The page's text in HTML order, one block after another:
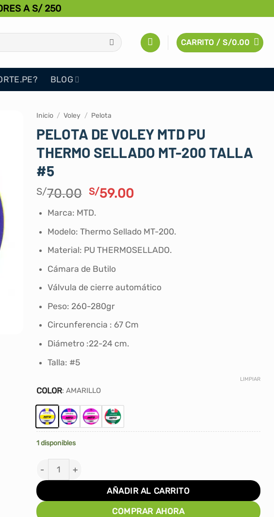
A S/ 250
CARRITO /S/0.00
BLOG
Inicio / Voley / Pelota
PELOTA DE VOLEY MTD PU
THERMO SELLADO MT-200 TALLA
#5
S/70.00 El
precio
original
era:
S/70.00.
S/59.00El
es:
S/59.00.
Marca: MTD.
Modelo: Thermo Sellado MT-200.
Material: PU THERMOSELLADO.
Cámara de Butilo
Válvula de cierre automático
Peso: 260-280gr
Circunferencia : 67 Cm
Diámetro :22-24 cm.
Talla: #5
COLOR: AMARILLO
LIMPIAR
1 disponibles
PELOTA DE VOLEY MTD PU THERMO SELLADO MT-200
AÑADIR AL CARRITO
COMPRAR AHORA